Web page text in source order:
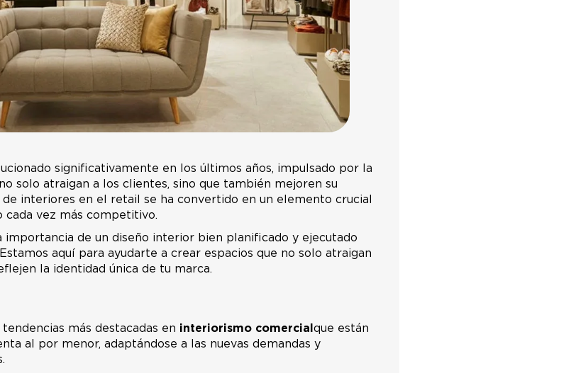
significativamente en los últimos años, impulsado por la
solo atraigan a los clientes, sino que también mejoren su
interiores en el retail se ha convertido en un elemento crucial
cada vez más competitivo.
importancia de un diseño interior bien planificado y ejecutado
aquí para ayudarte a crear espacios que no solo atraigan
la identidad única de tu marca.
más destacadas en interiorismo comercialque están
al por menor, adaptándose a las nuevas demandas y